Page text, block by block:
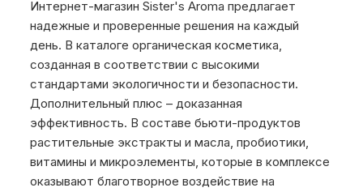
Интернет-магазин Sister's Aroma предлагает
надежные и проверенные решения на каждый
день. В каталоге органическая косметика,
созданная в соответствии с высокими
стандартами экологичности и безопасности.
Дополнительный плюс – доказанная
эффективность. В составе бьюти-продуктов
растительные экстракты и масла, пробиотики,
витамины и микроэлементы, которые в комплексе
оказывают благотворное воздействие на